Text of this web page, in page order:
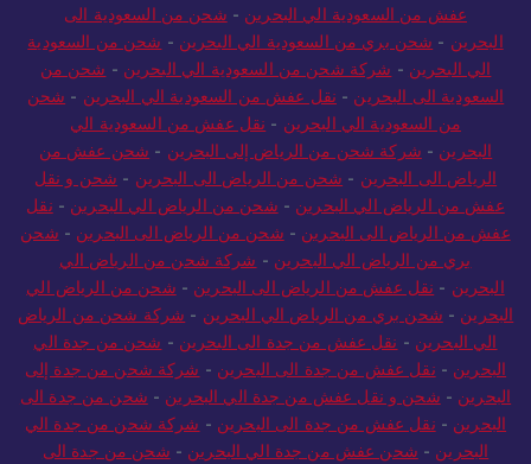
عفش من السعودية الي البحرين - شحن من السعودية الى
البحرين - شحن بري من السعودية الي البحرين - شحن من السعودية
الي البحرين - شركة شحن من السعودية الي البحرين - شحن من
السعودية الى البحرين - نقل عفش من السعودية الي البحرين - شحن
من السعودية الي البحرين - نقل عفش من السعودية الي
البحرين - شركة شحن من الرياض إلى البحرين - شحن عفش من
الرياض الى البحرين - شحن من الرياض الى البحرين - شحن و نقل
عفش من الرياض الي البحرين - شحن من الرياض الي البحرين - نقل
عفش من الرياض الى البحرين - شحن من الرياض الى البحرين - شحن
بري من الرياض الي البحرين - شركة شحن من الرياض الي
البحرين - نقل عفش من الرياض الى البحرين - شحن من الرياض الي
البحرين - شحن بري من الرياض الي البحرين - شركة شحن من الرياض
الي البحرين - نقل عفش من جدة الى البحرين - شحن من جدة الي
البحرين - نقل عفش من جدة الى البحرين - شركة شحن من جدة إلى
البحرين - شحن و نقل عفش من جدة الي البحرين - شحن من جدة الى
البحرين - نقل عفش من جدة الى البحرين - شركة شحن من جدة الي
البحرين - شحن عفش من جدة الي البحرين - شحن من جدة الى